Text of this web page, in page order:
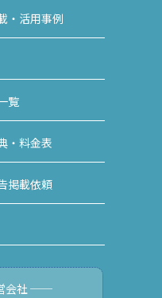
・活用事例
覧
・料金表
掲載依頼
会社 ──